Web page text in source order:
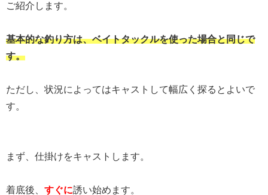
ご紹介します。
基本的な釣り方は、ベイトタックルを使った場合と同じで
す。
ただし、状況によってはキャストして幅広く探るとよいで
す。
まず、仕掛けをキャストします。
着底後、 すぐに誘い始めます。